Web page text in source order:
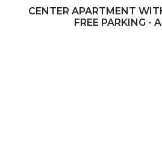
CENTER APARTMENT
FREE PARKING -